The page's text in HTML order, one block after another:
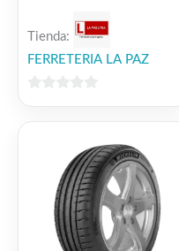
Tienda:
FERRETERIA LA PAZ